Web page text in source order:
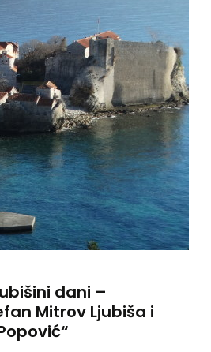
dani –
Mitrov Ljubiša i